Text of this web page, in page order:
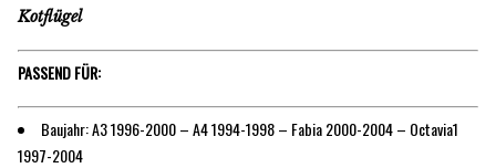
Kotflügel
PASSEND FÜR:
Baujahr: A3 1996-2000 – A4 1994-1998 – Fabia 2000-2004 – Octavia1
1997-2004